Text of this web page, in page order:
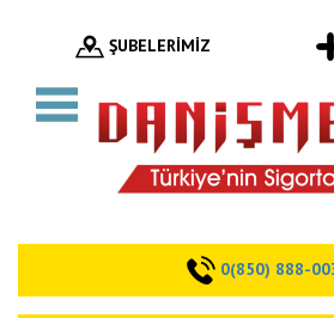
ŞUBELERİMİZ
0(850) 888-